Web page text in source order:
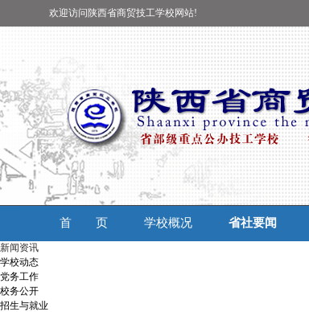
欢迎访问陕西省商贸技工学校网站!
首 页 学校概况 省社要闻
新闻资讯
学校动态
党务工作
校务公开
招生与就业